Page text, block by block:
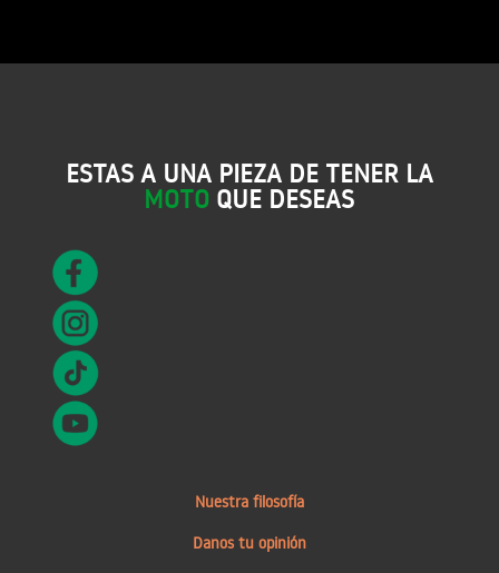
ESTAS A UNA PIEZA DE TENER LA
MOTO QUE DESEAS
Nuestra filosofía
Danos tu opinión